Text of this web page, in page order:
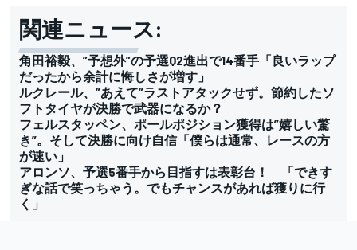
関連ニュース:
角田裕毅、”予想外”の予選Q2進出で14番手「良いラップ
だったから余計に悔しさが増す」
ルクレール、”あえて”ラストアタックせず。節約したソ
フトタイヤが決勝で武器になるか？
フェルスタッペン、ポールポジション獲得は”嬉しい驚
き”。そして決勝に向け自信「僕らは通常、レースの方
が速い」
アロンソ、予選5番手から目指すは表彰台！ 「できす
ぎな話で笑っちゃう。でもチャンスがあれば獲りに行
く」